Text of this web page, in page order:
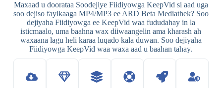
Maxaad u doorataa Soodejiye Fiidiyowga KeepVid si aad uga
soo dejiso faylkaaga MP4/MP3 ee ARD Beta Mediathek? Soo
dejiyaha Fiidiyowga ee KeepVid waa fududahay in la
isticmaalo, uma baahna wax diiwaangelin ama kharash ah
waxaana lagu heli karaa luqado kala duwan. Soo dejiyaha
Fiidiyowga KeepVid waa waxa aad u baahan tahay.